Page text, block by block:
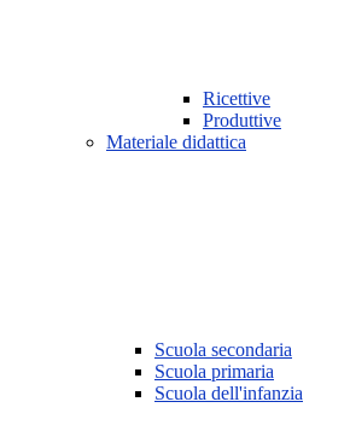
Ricettive
Produttive
Materiale didattica
Scuola secondaria
Scuola primaria
Scuola dell'infanzia